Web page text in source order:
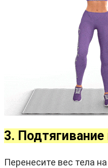
3. Подтягивание
Перенесите вес тела